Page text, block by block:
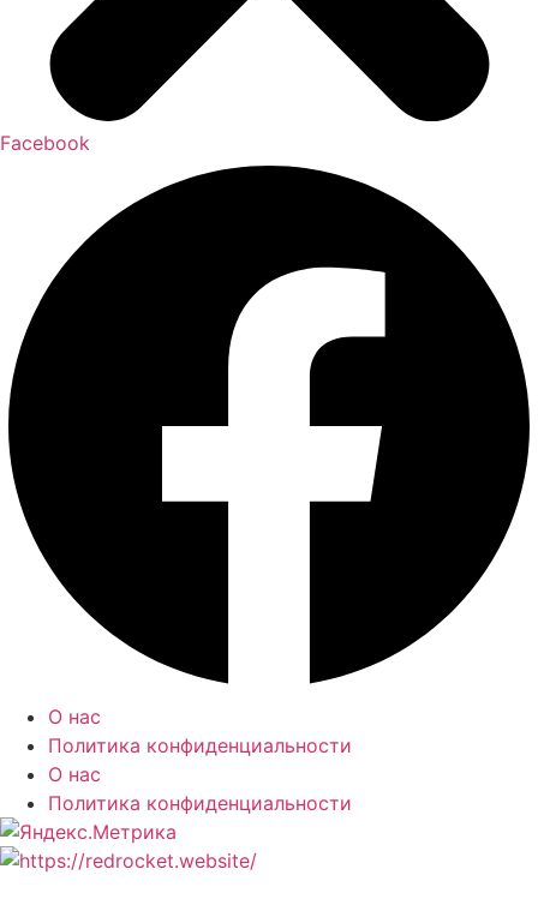
Facebook
О нас
Политика конфиденциальности
О нас
Политика конфиденциальности